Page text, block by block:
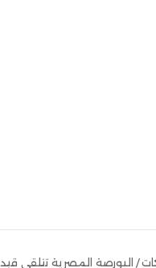
/ البورصة المصرية تتلقي قيد «إيلاب» برأس